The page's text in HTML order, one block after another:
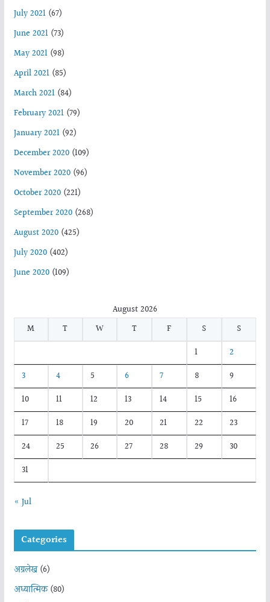
July 2021(67)
June 2021(73)
May 2021(98)
April 2021(85)
March 2021(84)
February 2021(79)
January 2021(92)
December 2020(109)
November 2020(96)
October 2020(221)
September 2020(268)
August 2020(425)
July 2020(402)
June 2020(109)
August 2026
M
T W T F S
S
1
2
3
4 5 6 7 8
9
10
11 12 13 14 15
16
17
18 19 20 21 22
23
24
25 26 27 28 29
30
31
« Jul
Categories
अग्रलेख(6)
अध्यात्मिक(80)